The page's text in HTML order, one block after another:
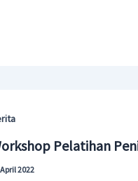
Pelatihan
2022